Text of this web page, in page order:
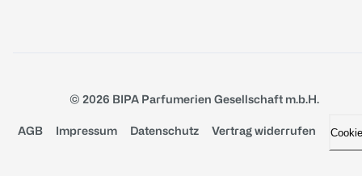
© 2026 BIPA Parfumerien Gesellschaft m.b.H.
AGB Impressum Datenschutz Vertrag widerrufen